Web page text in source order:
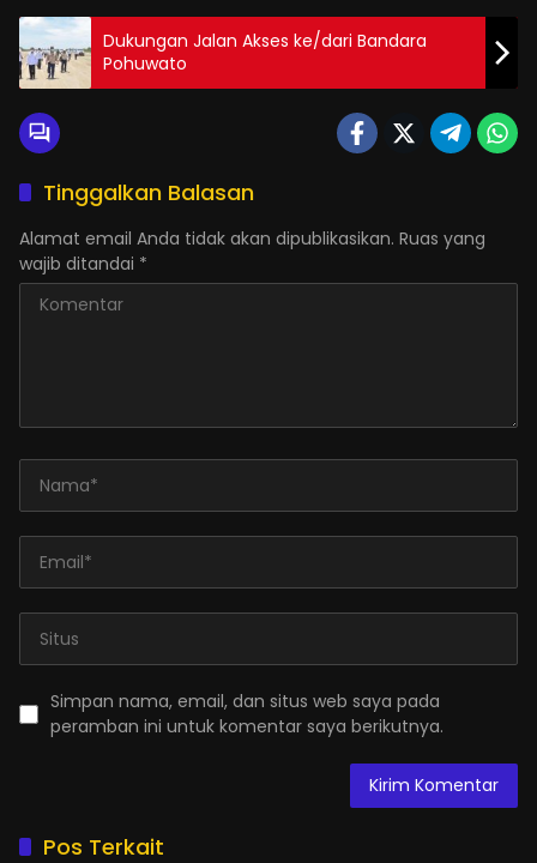
Dukungan Jalan Akses ke/dari Bandara
Pohuwato
Tinggalkan Balasan
Alamat email Anda tidak akan dipublikasikan. Ruas yang
wajib ditandai *
Simpan nama, email, dan situs web saya pada
peramban ini untuk komentar saya berikutnya.
Pos Terkait